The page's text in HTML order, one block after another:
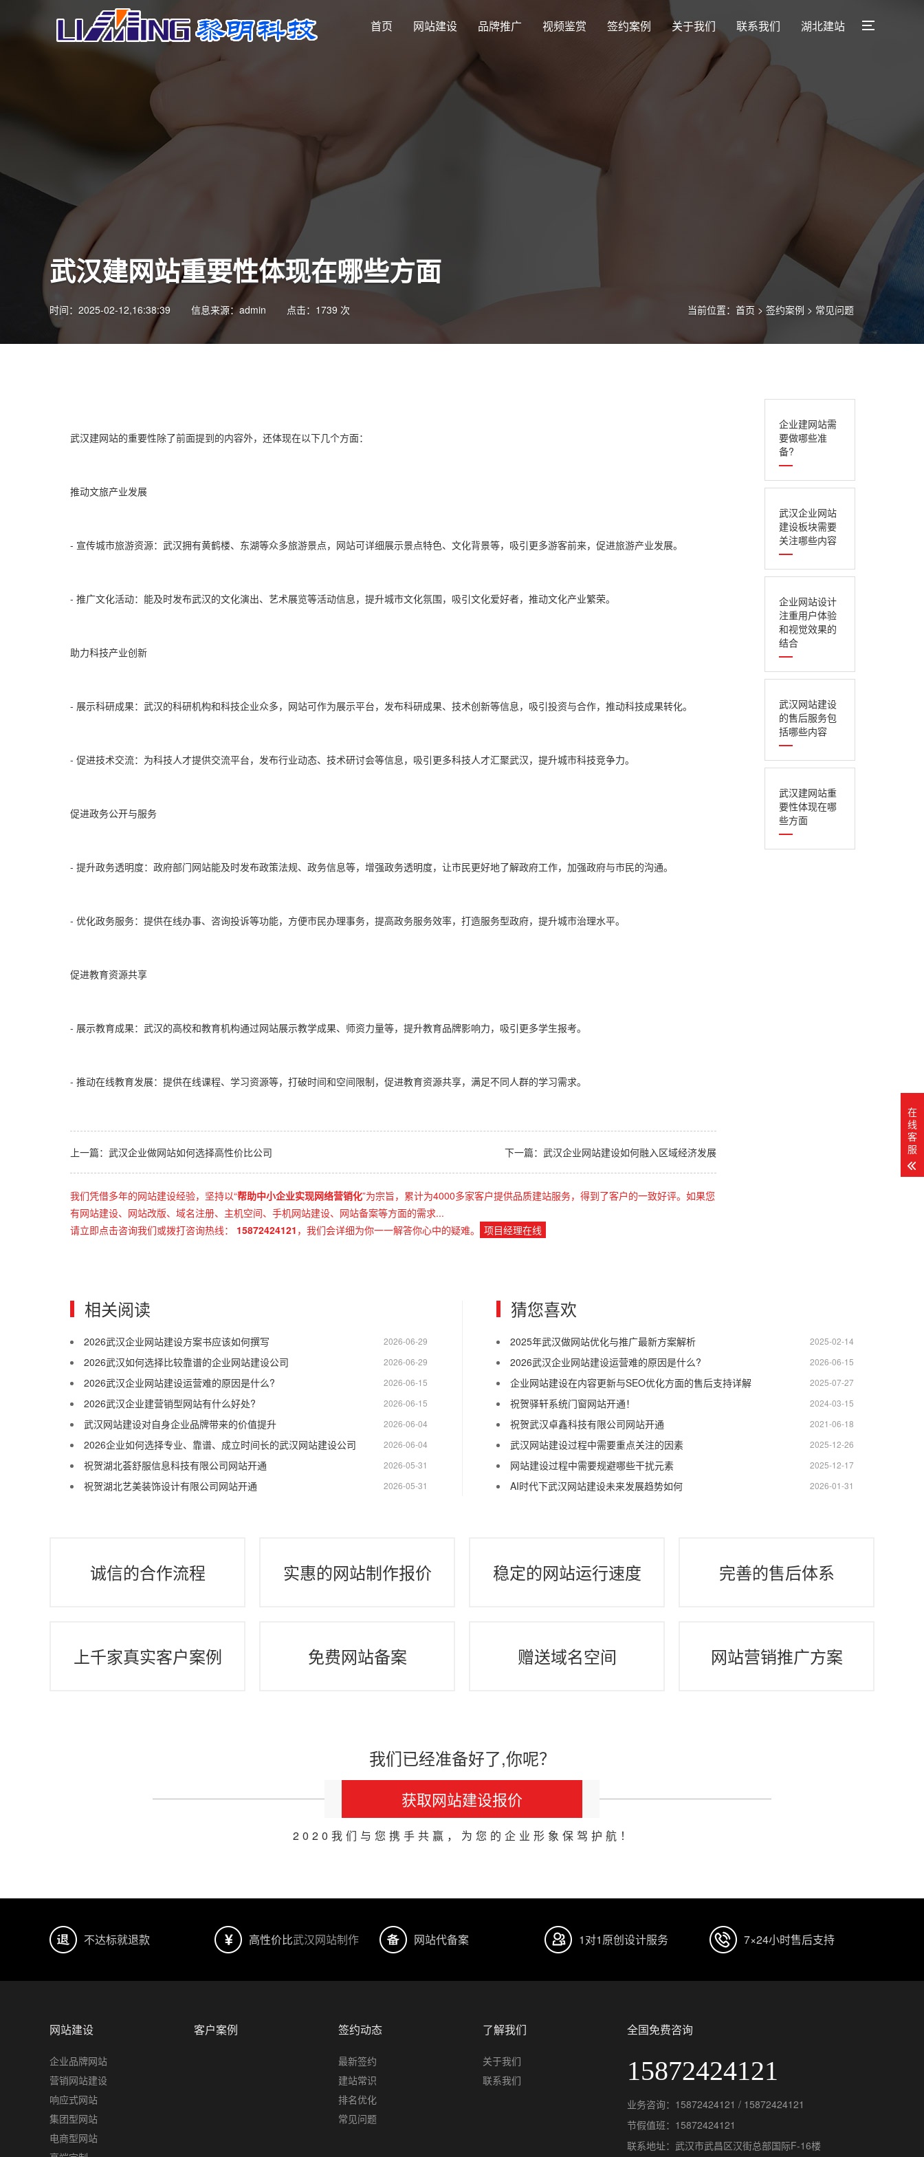
首页 网站建设 品牌推广 视频鉴赏 签约案例 关于我们 联系我们 湖北建站
武汉建网站重要性体现在哪些方面
当前位置： 首页 > 签约案例 > 常见问题
时间：2025-02-12,16:38:39 信息来源：admin 点击：1739 次
企业建网站需
要做哪些准
备?
武汉企业网站
建设板块需要
关注哪些内容
企业网站设计
注重用户体验
和视觉效果的
结合
武汉网站建设
的售后服务包
括哪些内容
武汉建网站重
要性体现在哪
些方面
武汉建网站的重要性除了前面提到的内容外，还体现在以下几个方面：
推动文旅产业发展
- 宣传城市旅游资源：武汉拥有黄鹤楼、东湖等众多旅游景点，网站可详细展示景点特色、文化背景等，吸引更多游客前来，促进旅游产业发展。
- 推广文化活动：能及时发布武汉的文化演出、艺术展览等活动信息，提升城市文化氛围，吸引文化爱好者，推动文化产业繁荣。
助力科技产业创新
- 展示科研成果：武汉的科研机构和科技企业众多，网站可作为展示平台，发布科研成果、技术创新等信息，吸引投资与合作，推动科技成果转化。
- 促进技术交流：为科技人才提供交流平台，发布行业动态、技术研讨会等信息，吸引更多科技人才汇聚武汉，提升城市科技竞争力。
促进政务公开与服务
- 提升政务透明度：政府部门网站能及时发布政策法规、政务信息等，增强政务透明度，让市民更好地了解政府工作，加强政府与市民的沟通。
- 优化政务服务：提供在线办事、咨询投诉等功能，方便市民办理事务，提高政务服务效率，打造服务型政府，提升城市治理水平。
促进教育资源共享
- 展示教育成果：武汉的高校和教育机构通过网站展示教学成果、师资力量等，提升教育品牌影响力，吸引更多学生报考。
- 推动在线教育发展：提供在线课程、学习资源等，打破时间和空间限制，促进教育资源共享，满足不同人群的学习需求。
上一篇：武汉企业做网站如何选择高性价比公司 下一篇：武汉企业网站建设如何融入区域经济发展
我们凭借多年的网站建设经验，坚持以“帮助中小企业实现网络营销化”为宗旨，累计为4000多家客户提供品质建站服务，得到了客户的一致好评。如果您
有网站建设、网站改版、域名注册、主机空间、手机网站建设、网站备案等方面的需求...
请立即点击咨询我们或拨打咨询热线：
15872424121 ，我们会详细为你一一解答你心中的疑难。 项目经理在线
相关阅读
2026-06-29
2026武汉企业网站建设方案书应该如何撰写
2026-06-29
2026武汉如何选择比较靠谱的企业网站建设公司
2026-06-15
2026武汉企业网站建设运营难的原因是什么?
2026-06-15
2026武汉企业建营销型网站有什么好处?
2026-06-04
武汉网站建设对自身企业品牌带来的价值提升
2026-06-04
2026企业如何选择专业、靠谱、成立时间长的武汉网站建设公司
2026-05-31
祝贺湖北荟舒服信息科技有限公司网站开通
2026-05-31
祝贺湖北艺美装饰设计有限公司网站开通
猜您喜欢
2025-02-14
2025年武汉做网站优化与推广最新方案解析
2026-06-15
2026武汉企业网站建设运营难的原因是什么?
2025-07-27
企业网站建设在内容更新与SEO优化方面的售后支持详解
2024-03-15
祝贺驿轩系统门窗网站开通！
2021-06-18
祝贺武汉卓鑫科技有限公司网站开通
2025-12-26
武汉网站建设过程中需要重点关注的因素
2025-12-17
网站建设过程中需要规避哪些干扰元素
2026-01-31
AI时代下武汉网站建设未来发展趋势如何
诚信的合作流程 实惠的网站制作报价 稳定的网站运行速度 完善的售后体系
上千家真实客户案例 免费网站备案 赠送域名空间 网站营销推广方案
我们已经准备好了,你呢？
获取网站建设报价
2020我们与您携手共赢，为您的企业形象保驾护航！
不达标就退款 高性价比武汉网站制作 网站代备案 1对1原创设计服务 7×24小时售后支持
网站建设
企业品牌网站
营销网站建设
响应式网站
集团型网站
电商型网站
客户案例 签约动态
最新签约
建站常识
排名优化
常见问题
了解我们
关于我们
联系我们
全国免费咨询
15872424121
业务咨询：15872424121 / 15872424121
节假值班：15872424121
联系地址：武汉市武昌区汉街总部国际F-16楼
在
线
客
服